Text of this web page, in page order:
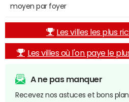
moyen par foyer
Les villes les plus
Les villes où l'on paye le
A ne pas manquer
Recevez nos astuces et bons